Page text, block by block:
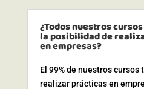
¿Todos nuestros
la posibilidad de
en empresas?
El 99% de nuestros
realizar prácticas en